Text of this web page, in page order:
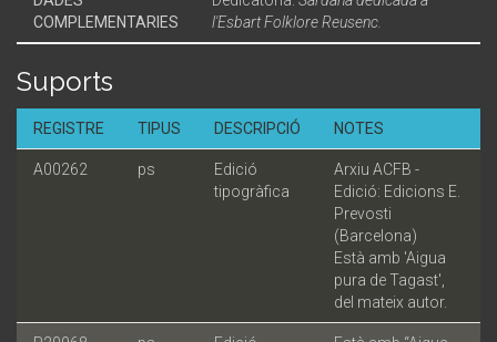
COMPLEMENTARIES
l'Esbart Folklore Reusenc.
Suports
REGISTRE TIPUS DESCRIPCIÓ NOTES
A00262 ps
Edició
tipogràfica
Arxiu ACFB -
Edició: Edicions E.
Prevosti
(Barcelona)
Està amb 'Aigua
pura de Tagast',
del mateix autor.